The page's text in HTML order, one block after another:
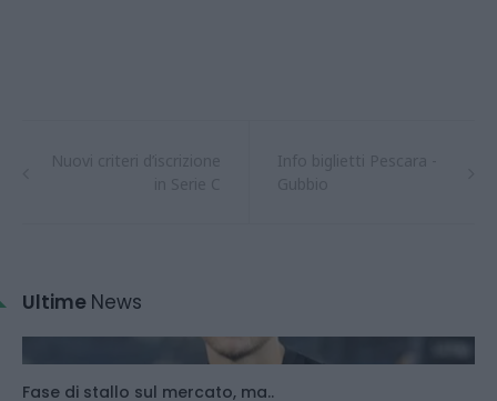
Ultime News
Fase di stallo sul mercato, ma..